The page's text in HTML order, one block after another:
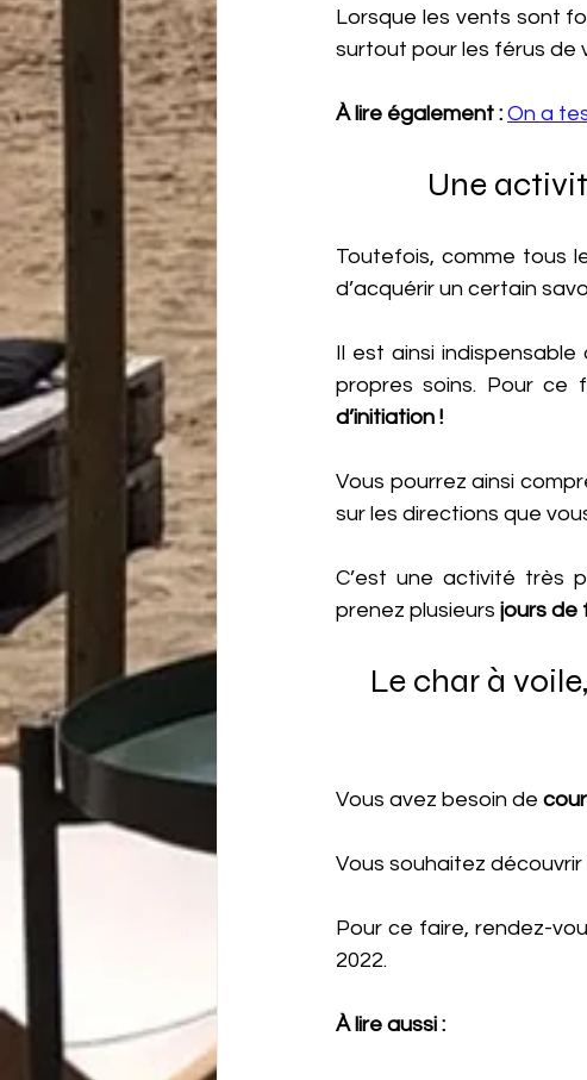
Lorsque les vents sont
surtout pour les férus de
À lire également : On a
Une
Toutefois, comme tous
d’acquérir un certain
Il est ainsi
propres soins. Pour ce
d’initiation !
Vous pourrez ainsi
sur les directions que
C’est une activité très
prenez plusieurs jours de
Le char à
Vous avez besoin de
Vous souhaitez découvrir
Pour ce faire, rendez-
2022.
À lire aussi :